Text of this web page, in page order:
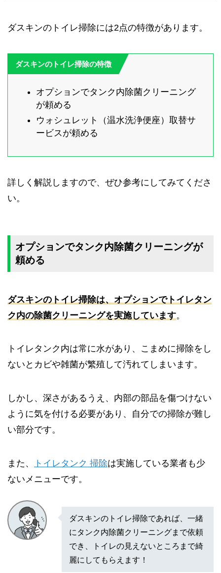
ダスキンのトイレ掃除には2点の特徴があります。
ダスキンのトイレ掃除の特徴
オプションでタンク内除菌クリーニング
が頼める
ウォシュレット（温水洗浄便座）取替サ
ービスが頼める
詳しく解説しますので、ぜひ参考にしてみてくださ
い。
オプションでタンク内除菌クリーニングが
頼める
ダスキンのトイレ掃除は、オプションでトイレタン
ク内の除菌クリーニングを実施しています。
トイレタンク内は常に水があり、こまめに掃除をし
ないとカビや雑菌が繁殖して汚れてしまいます。
しかし、深さがあるうえ、内部の部品を傷つけない
ように気を付ける必要があり、自分での掃除が難し
い部分です。
また、 トイレタンク 掃除は実施している業者も少
ないメニューです。
ダスキンのトイレ掃除であれば、一緒
にタンク内除菌クリーニングまで依頼
でき、トイレの見えないところまで綺
麗にしてもらえます！